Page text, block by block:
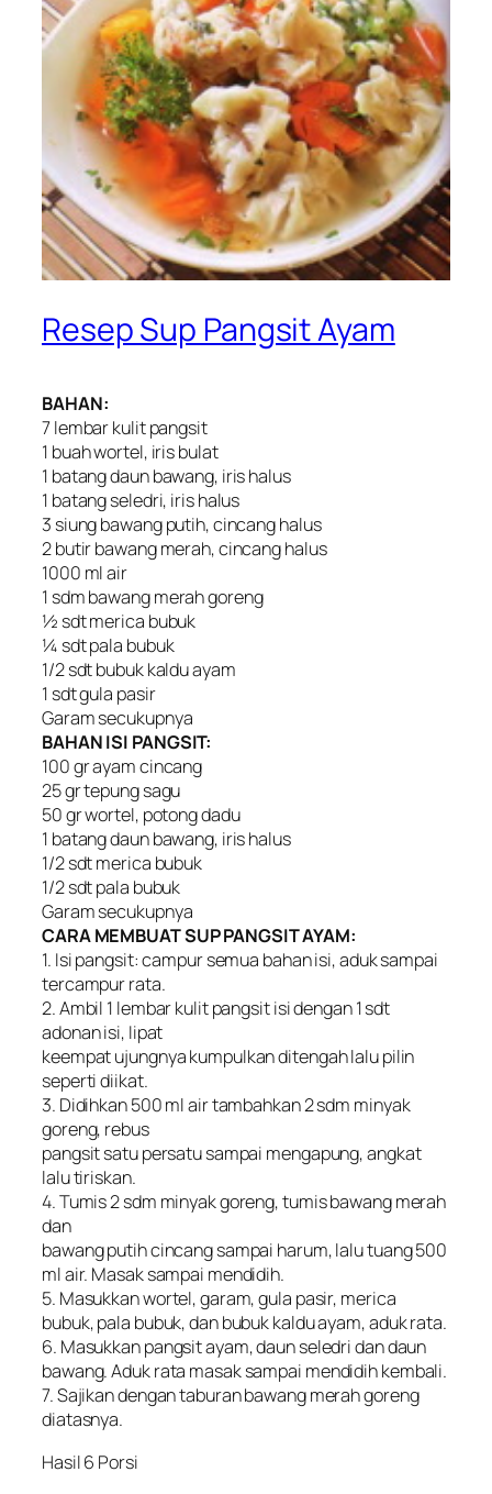
Resep Sup Pangsit Ayam
BAHAN:
7 lembar kulit pangsit
1 buah wortel, iris bulat
1 batang daun bawang, iris halus
1 batang seledri, iris halus
3 siung bawang putih, cincang halus
2 butir bawang merah, cincang halus
1000 ml air
1 sdm bawang merah goreng
½ sdt merica bubuk
¼ sdt pala bubuk
1/2 sdt bubuk kaldu ayam
1 sdt gula pasir
Garam secukupnya
BAHAN ISI PANGSIT:
100 gr ayam cincang
25 gr tepung sagu
50 gr wortel, potong dadu
1 batang daun bawang, iris halus
1/2 sdt merica bubuk
1/2 sdt pala bubuk
Garam secukupnya
CARA MEMBUAT SUP PANGSIT AYAM:
1. Isi pangsit: campur semua bahan isi, aduk sampai
tercampur rata.
2. Ambil 1 lembar kulit pangsit isi dengan 1 sdt
adonan isi, Iipat
keempat ujungnya kumpulkan ditengah lalu pilin
seperti diikat.
3. Didihkan 500 ml air tambahkan 2 sdm minyak
goreng, rebus
pangsit satu persatu sampai mengapung, angkat
lalu tiriskan.
4. Tumis 2 sdm minyak goreng, tumis bawang merah
dan
bawang putih cincang sampai harum, lalu tuang 500
ml air. Masak sampai mendidih.
5. Masukkan wortel, garam, gula pasir, merica
bubuk, pala bubuk, dan bubuk kaldu ayam, aduk rata.
6. Masukkan pangsit ayam, daun seledri dan daun
bawang. Aduk rata masak sampai mendidih kembali.
7. Sajikan dengan taburan bawang merah goreng
diatasnya.
Hasil 6 Porsi